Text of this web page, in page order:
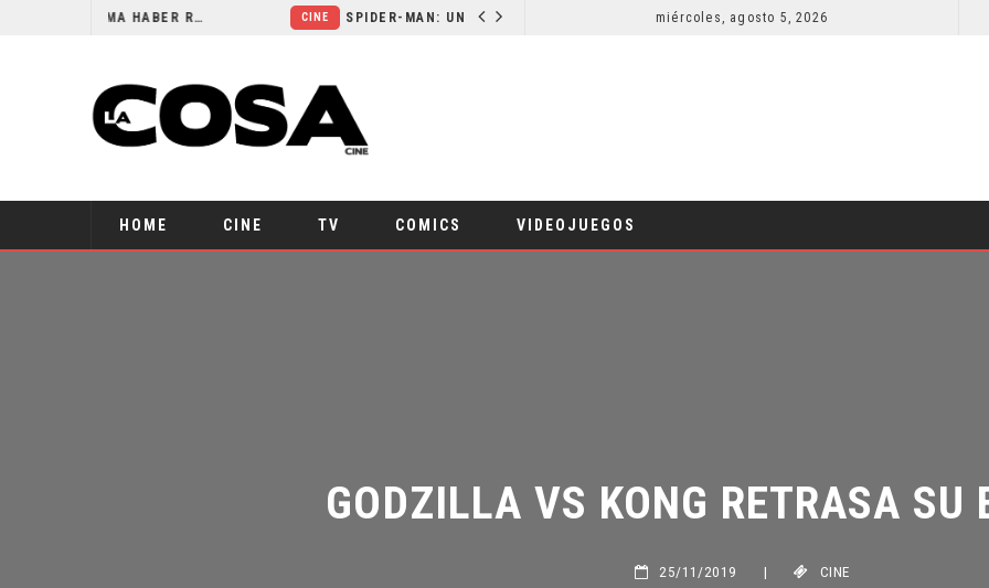
CINE SPIDER-MAN: UN NUEVO DÍA ESTÁ IMPARABLE miércoles, agosto 5, 2026
HOME CINE TV COMICS VIDEOJUEGOS
GODZILLA VS KONG RETRASA SU